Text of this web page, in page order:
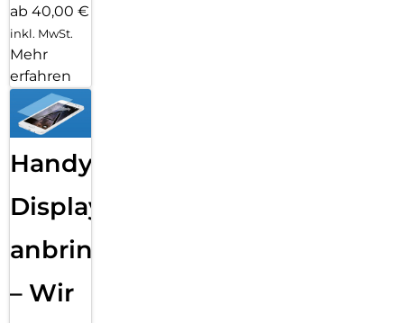
ab 40,00 €
inkl. MwSt.
Mehr
erfahren
Handy
Displayfolie
anbringen
– Wir